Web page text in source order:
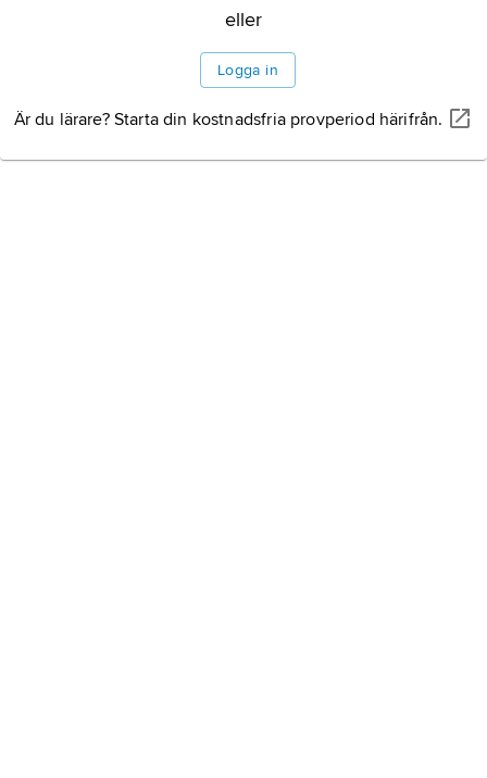
eller
Logga in
Är du lärare? Starta din kostnadsfria provperiod härifrån.